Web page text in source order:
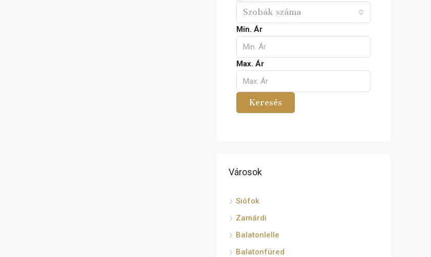
Szobák száma
Min. Ár
Max. Ár
Keresés
Városok
Siófok
Zamárdi
Balatonlelle
Balatonfüred